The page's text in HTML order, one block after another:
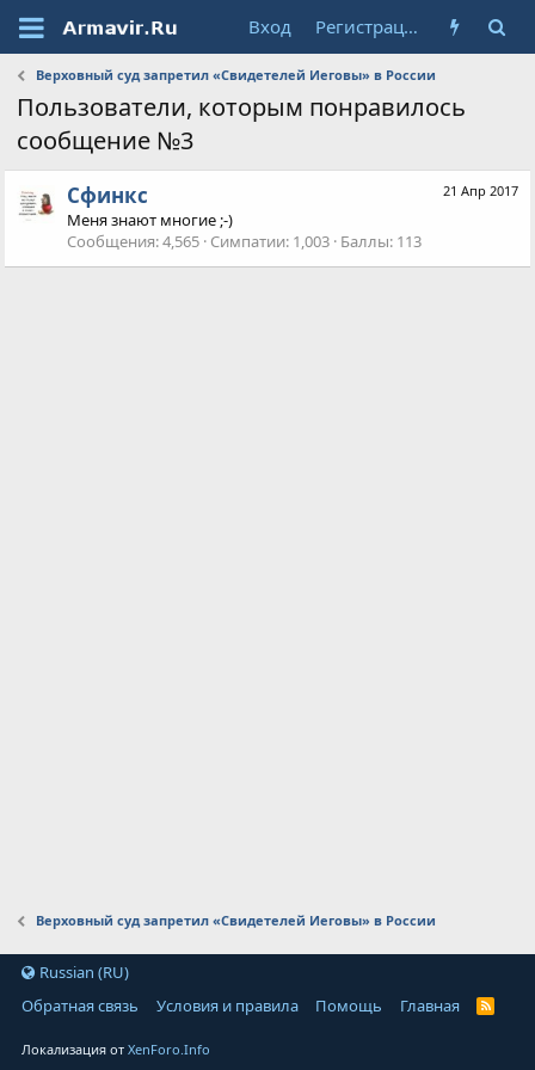
Вход Регистрация
Верховный суд запретил «Свидетелей Иеговы» в России
Пользователи, которым понравилось
сообщение №3
21 Апр 2017
Сфинкс
Меня знают многие ;-)
Сообщения 4,565 Симпатии 1,003 Баллы 113
Верховный суд запретил «Свидетелей Иеговы» в России
Russian (RU)
Обратная связь
Условия и правила Помощь Главная
Локализация отXenForo.Info